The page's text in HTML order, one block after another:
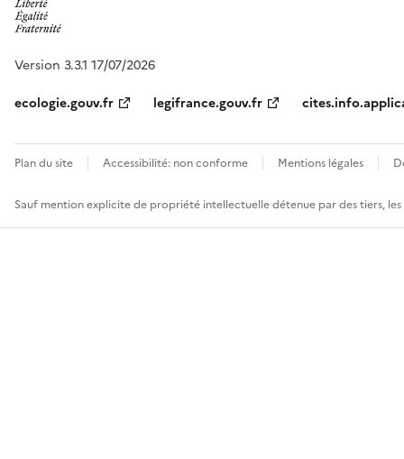
Version 3.3.1 17/07/2026
ecologie.gouv.fr
legifrance.gouv.fr
Plan du site Accessibilité: non conforme Mentions légales
Sauf mention explicite de propriété intellectuelle détenue par des tiers,